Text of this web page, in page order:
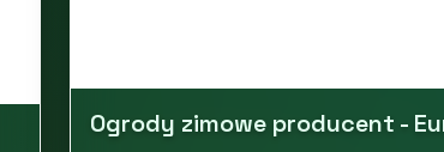
Ogrody zimowe producent -